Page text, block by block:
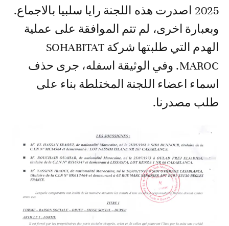
2025 اصدرت هذه اللجنة رايا سلبيا بالاجماع.
وبعبارة اخرى، لم تتم الموافقة على عملية
الهدم التي طلبتها شركة SOHABITAT
MAROC. وفي الوثيقة اسفله، جرى حذف
اسماء اعضاء اللجنة المختلطة بناء على
طلب مصدرنا.